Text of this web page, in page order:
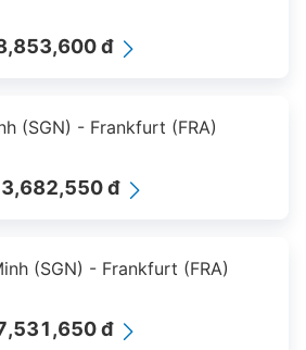
đ
(SGN) - Frankfurt (FRA)
đ
(SGN) - Frankfurt (FRA)
đ